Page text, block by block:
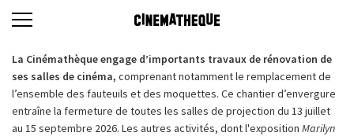
La Cinémathèque engage d’importants travaux de rénovation de
ses salles de cinéma, comprenant notamment le remplacement de
l’ensemble des fauteuils et des moquettes. Ce chantier d’envergure
entraîne la fermeture de toutes les salles de projection du 13 juillet
au 15 septembre 2026. Les autres activités, dont l'exposition Marilyn